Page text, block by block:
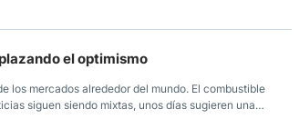
con respecto a una semana atrás. Tras la
dentro de un rango comprendido entre 144.50 y
del 23.6 del rally 163 – 139).
el optimismo
los mercados alrededor del mundo. El combustible
siguen siendo mixtas, unos días sugieren una
“gris” evita un mayor optimismo.